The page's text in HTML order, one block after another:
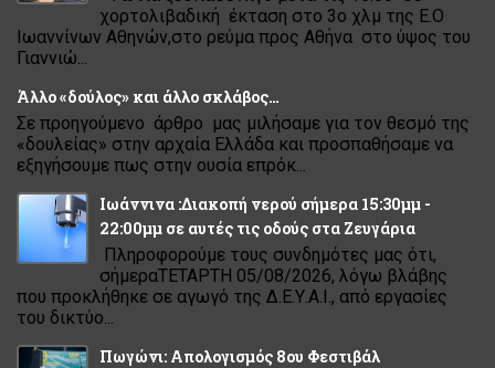
χορτολιβαδική έκταση στο 3ο χλμ της Ε.Ο
Ιωαννίνων Αθηνών,στο ρεύμα προς Αθήνα στο ύψος του
Γιαννιώ...
Άλλο «δούλος» και άλλο σκλάβος…
Σε προηγούμενο άρθρο μας μιλήσαμε για τον θεσμό της
«δουλείας» στην αρχαία Ελλάδα και προσπαθήσαμε να
εξηγήσουμε πως στην ουσία επρόκ...
Ιωάννινα :Διακοπή νερού σήμερα 15:30μμ -
22:00μμ σε αυτές τις οδούς στα Ζευγάρια
Πληροφορούμε τους συνδημότες μας ότι,
σήμεραΤΕΤΑΡΤΗ 05/08/2026, λόγω βλάβης
που προκλήθηκε σε αγωγό της Δ.Ε.Υ.Α.Ι., από εργασίες
του δικτύο...
Πωγώνι: Απολογισμός 8ου Φεστιβάλ